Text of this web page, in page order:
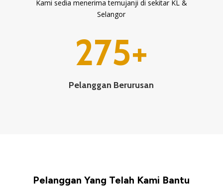
Kami sedia menerima temujanji di sekitar KL &
Selangor
275+
Pelanggan Berurusan
Pelanggan Yang Telah Kami Bantu